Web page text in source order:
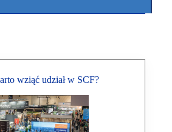
wziąć udział w SCF?